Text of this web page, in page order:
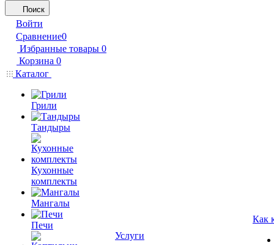
Поиск
Войти
Сравнение0
Избранные товары 0
Корзина 0
Каталог
Грили
Тандыры
Кухонные
комплекты
Мангалы
Печи
Услуги
Как